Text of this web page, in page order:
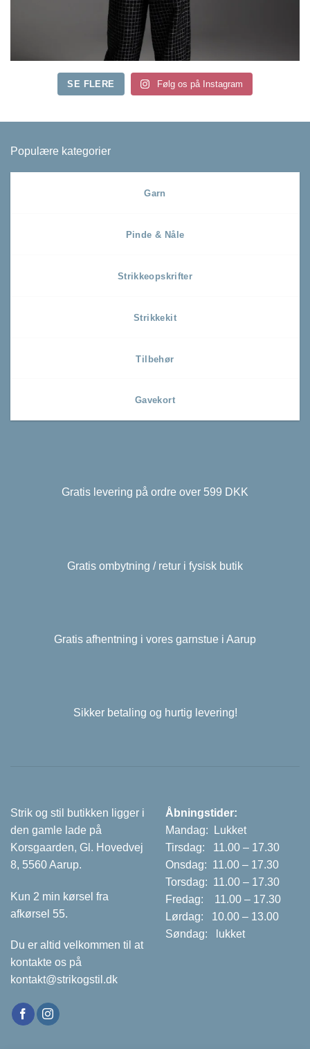
SE FLERE Følg os på Instagram
Populære kategorier
Garn
Pinde & Nåle
Strikkeopskrifter
Strikkekit
Tilbehør
Gavekort
Gratis levering på ordre over 599 DKK
Gratis ombytning / retur i fysisk butik
Gratis afhentning i vores garnstue i Aarup
Sikker betaling og hurtig levering!
Strik og stil butikken ligger i
den gamle lade på
Korsgaarden, Gl. Hovedvej
8, 5560 Aarup.
Kun 2 min kørsel fra
afkørsel 55.
Du er altid velkommen til at
kontakte os på
kontakt@strikogstil.dk
Åbningstider:
Mandag: Lukket
Tirsdag: 11.00 – 17.30
Onsdag: 11.00 – 17.30
Torsdag: 11.00 – 17.30
Fredag: 11.00 – 17.30
Lørdag: 10.00 – 13.00
Søndag: lukket